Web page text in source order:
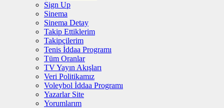
Sign Up
Sinema
Sinema Detay
Takip Ettiklerim
Takipçilerim
Tenis İddaa Programı
Tüm Oranlar
TV Yayın Akışları
Veri Politikamız
Voleybol İddaa Programı
Yazarlar Site
Yorumlarım